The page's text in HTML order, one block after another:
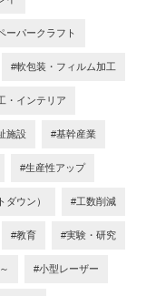
ーパークラフト
#軟包装・フィルム加工
・インテリア
施設 #基幹産業
#生産性アップ
ウン） #工数削減
#教育 #実験・研究
#小型レーザー